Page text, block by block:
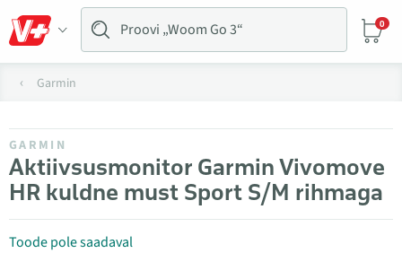
0
Garmin
GARMIN
Aktiivsusmonitor Garmin Vivomove
HR kuldne must Sport S/M rihmaga
Toode pole saadaval